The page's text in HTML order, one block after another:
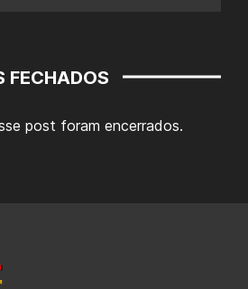
FECHADOS
post foram encerrados.